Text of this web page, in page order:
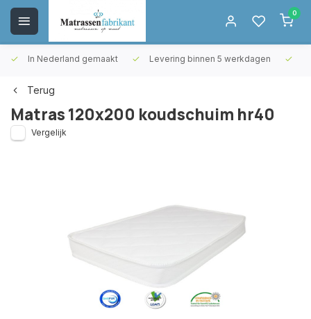
0
In Nederland gemaakt Levering binnen 5 werkdagen
Terug
Matras 120x200 koudschuim hr40
Vergelijk